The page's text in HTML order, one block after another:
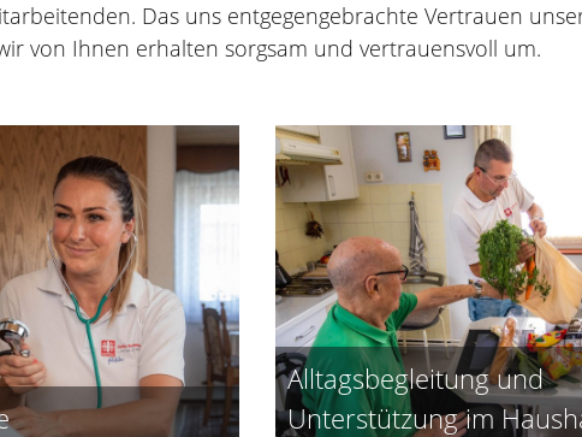
Das uns entgegengebrachte Vertrauen
von Ihnen erhalten sorgsam und vertrauensvoll um.
Alltagsbegleitung und
Unterstützung im